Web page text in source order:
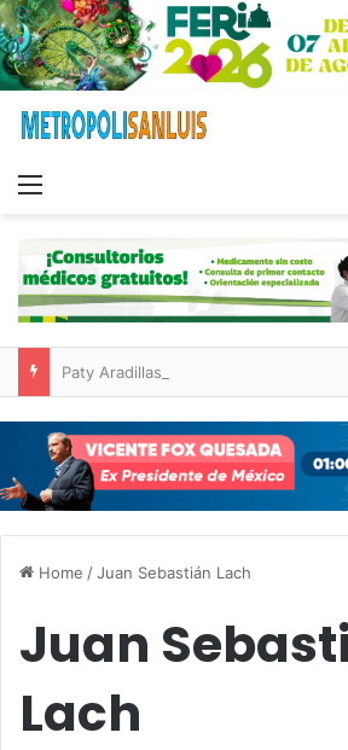
Home /Juan Sebastián Lach
Juan
Lach